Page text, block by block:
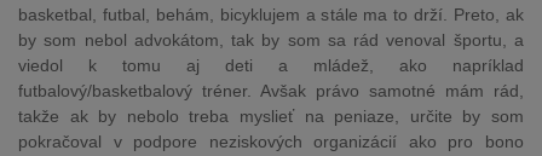
basketbal, futbal, behám, bicyklujem a stále ma to drží. Preto, ak
by som nebol advokátom, tak by som sa rád venoval športu, a
viedol k tomu aj deti a mládež, ako napríklad
futbalový/basketbalový tréner. Avšak právo samotné mám rád,
takže ak by nebolo treba myslieť na peniaze, určite by som
pokračoval v podpore neziskových organizácií ako pro bono